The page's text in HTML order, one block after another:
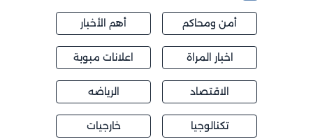
أمن ومحاكم أهم الأخبار
اخبار المراة اعلانات مبوبة
الاقتصاد الرياضه
تكنالوجيا خارجيات